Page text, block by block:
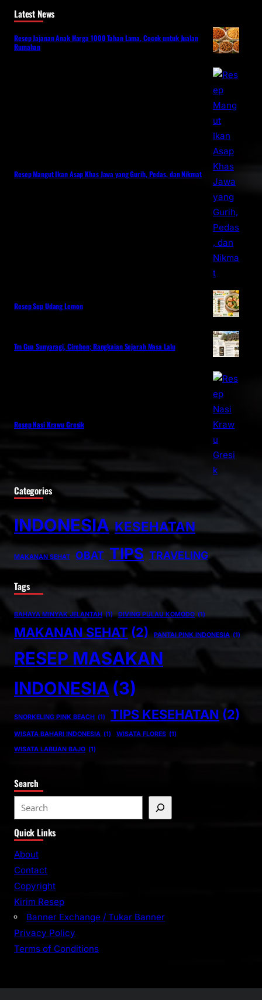
Latest News
Resep Jajanan Anak Harga 1000 Tahan Lama, Cocok untuk Jualan
Rumahan
Resep Mangut Ikan Asap Khas Jawa yang Gurih, Pedas, dan Nikmat
Resep Sup Udang Lemon
Tm Gua Sunyaragi, Cirebon; Rangkaian Sejarah Masa Lalu
Resep Nasi Krawu Gresik
Categories
INDONESIA KESEHATAN
MAKANAN SEHAT OBAT TIPS TRAVELING
Tags
BAHAYA MINYAK JELANTAH (1) DIVING PULAU KOMODO (1)
MAKANAN SEHAT (2) PANTAI PINK INDONESIA (1)
RESEP MASAKAN
INDONESIA (3)
SNORKELING PINK BEACH (1) TIPS KESEHATAN (2)
WISATA BAHARI INDONESIA (1) WISATA FLORES (1)
WISATA LABUAN BAJO (1)
Search
e
a
r
c
Quick Links
About
Contact
Copyright
Kirim Resep
Banner Exchange / Tukar Banner
Privacy Policy
Terms of Conditions